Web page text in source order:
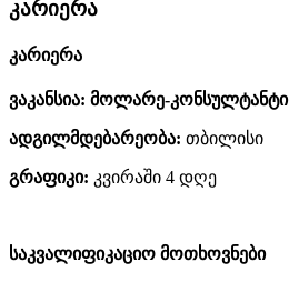
კარიერა
კარიერა
ვაკანსია: მოლარე-კონსულტანტი
ადგილმდებარეობა: თბილისი
გრაფიკი: კვირაში 4 დღე
საკვალიფიკაციო მოთხოვნები